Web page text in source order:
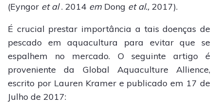
(Eyngor et al. 2014 em Dong et al., 2017).
É crucial prestar importância a tais doenças de
pescado em aquacultura para evitar que se
espalhem no mercado. O seguinte artigo é
proveniente da Global Aquaculture Allience,
escrito por Lauren Kramer e publicado em 17 de
Julho de 2017: